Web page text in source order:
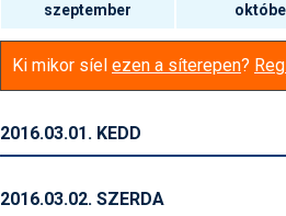
szeptember
Ki mikor síel ezen a síterepen?
2016.03.01. KEDD
2016.03.02. SZERDA